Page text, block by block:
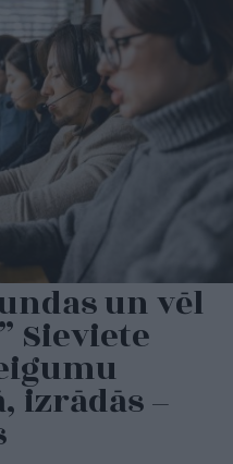
un vēl
Sieviete
izrādās –